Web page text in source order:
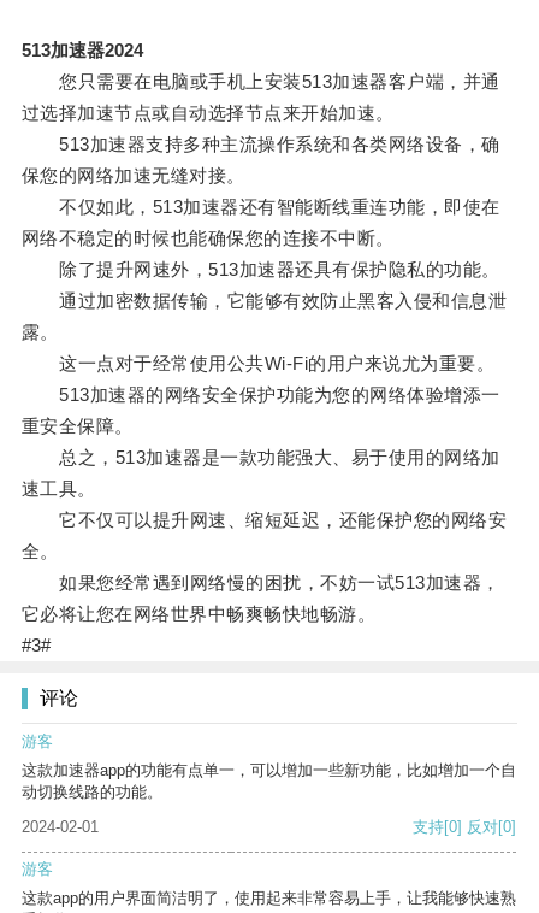
513加速器2024
您只需要在电脑或手机上安装513加速器客户端，并通
过选择加速节点或自动选择节点来开始加速。
513加速器支持多种主流操作系统和各类网络设备，确
保您的网络加速无缝对接。
不仅如此，513加速器还有智能断线重连功能，即使在
网络不稳定的时候也能确保您的连接不中断。
除了提升网速外，513加速器还具有保护隐私的功能。
通过加密数据传输，它能够有效防止黑客入侵和信息泄
露。
这一点对于经常使用公共Wi-Fi的用户来说尤为重要。
513加速器的网络安全保护功能为您的网络体验增添一
重安全保障。
总之，513加速器是一款功能强大、易于使用的网络加
速工具。
它不仅可以提升网速、缩短延迟，还能保护您的网络安
全。
如果您经常遇到网络慢的困扰，不妨一试513加速器，
它必将让您在网络世界中畅爽畅快地畅游。
#3#
评论
游客
这款加速器app的功能有点单一，可以增加一些新功能，比如增加一个自
动切换线路的功能。
2024-02-01
支持[0] 反对[0]
游客
这款app的用户界面简洁明了，使用起来非常容易上手，让我能够快速熟